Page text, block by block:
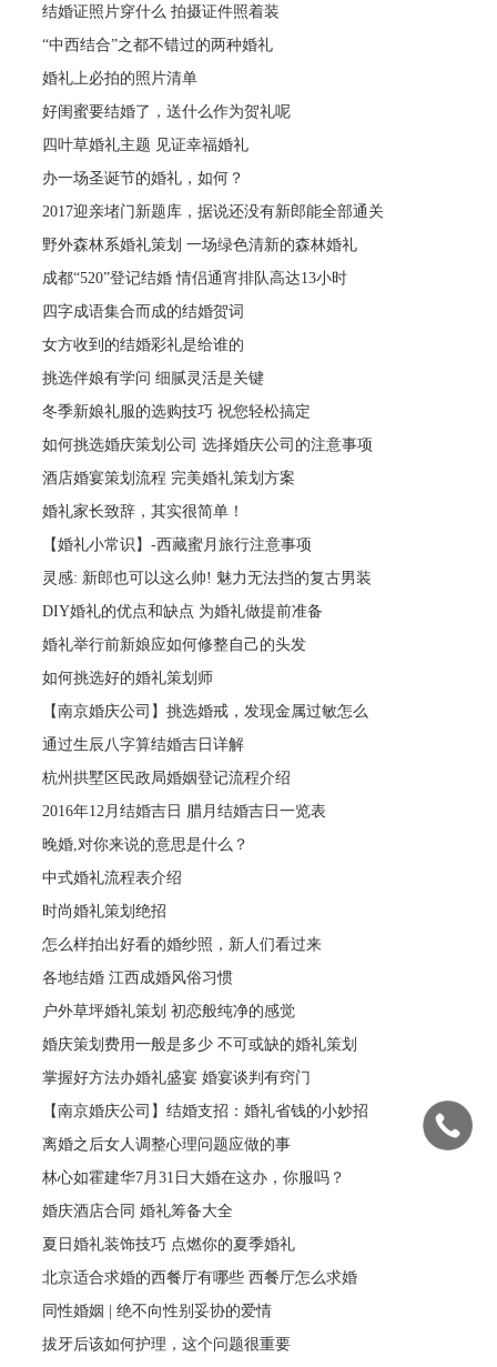
结婚证照片穿什么 拍摄证件照着装
“中西结合”之都不错过的两种婚礼
婚礼上必拍的照片清单
好闺蜜要结婚了，送什么作为贺礼呢
四叶草婚礼主题 见证幸福婚礼
办一场圣诞节的婚礼，如何？
2017迎亲堵门新题库，据说还没有新郎能全部通关
野外森林系婚礼策划 一场绿色清新的森林婚礼
成都“520”登记结婚 情侣通宵排队高达13小时
四字成语集合而成的结婚贺词
女方收到的结婚彩礼是给谁的
挑选伴娘有学问 细腻灵活是关键
冬季新娘礼服的选购技巧 祝您轻松搞定
如何挑选婚庆策划公司 选择婚庆公司的注意事项
酒店婚宴策划流程 完美婚礼策划方案
婚礼家长致辞，其实很简单！
【婚礼小常识】-西藏蜜月旅行注意事项
灵感: 新郎也可以这么帅! 魅力无法挡的复古男装
DIY婚礼的优点和缺点 为婚礼做提前准备
婚礼举行前新娘应如何修整自己的头发
如何挑选好的婚礼策划师
【南京婚庆公司】挑选婚戒，发现金属过敏怎么
通过生辰八字算结婚吉日详解
杭州拱墅区民政局婚姻登记流程介绍
2016年12月结婚吉日 腊月结婚吉日一览表
晚婚,对你来说的意思是什么？
中式婚礼流程表介绍
时尚婚礼策划绝招
怎么样拍出好看的婚纱照，新人们看过来
各地结婚 江西成婚风俗习惯
户外草坪婚礼策划 初恋般纯净的感觉
婚庆策划费用一般是多少 不可或缺的婚礼策划
掌握好方法办婚礼盛宴 婚宴谈判有窍门
【南京婚庆公司】结婚支招：婚礼省钱的小妙招
离婚之后女人调整心理问题应做的事
林心如霍建华7月31日大婚在这办，你服吗？
婚庆酒店合同 婚礼筹备大全
夏日婚礼装饰技巧 点燃你的夏季婚礼
北京适合求婚的西餐厅有哪些 西餐厅怎么求婚
同性婚姻 | 绝不向性别妥协的爱情
拔牙后该如何护理，这个问题很重要